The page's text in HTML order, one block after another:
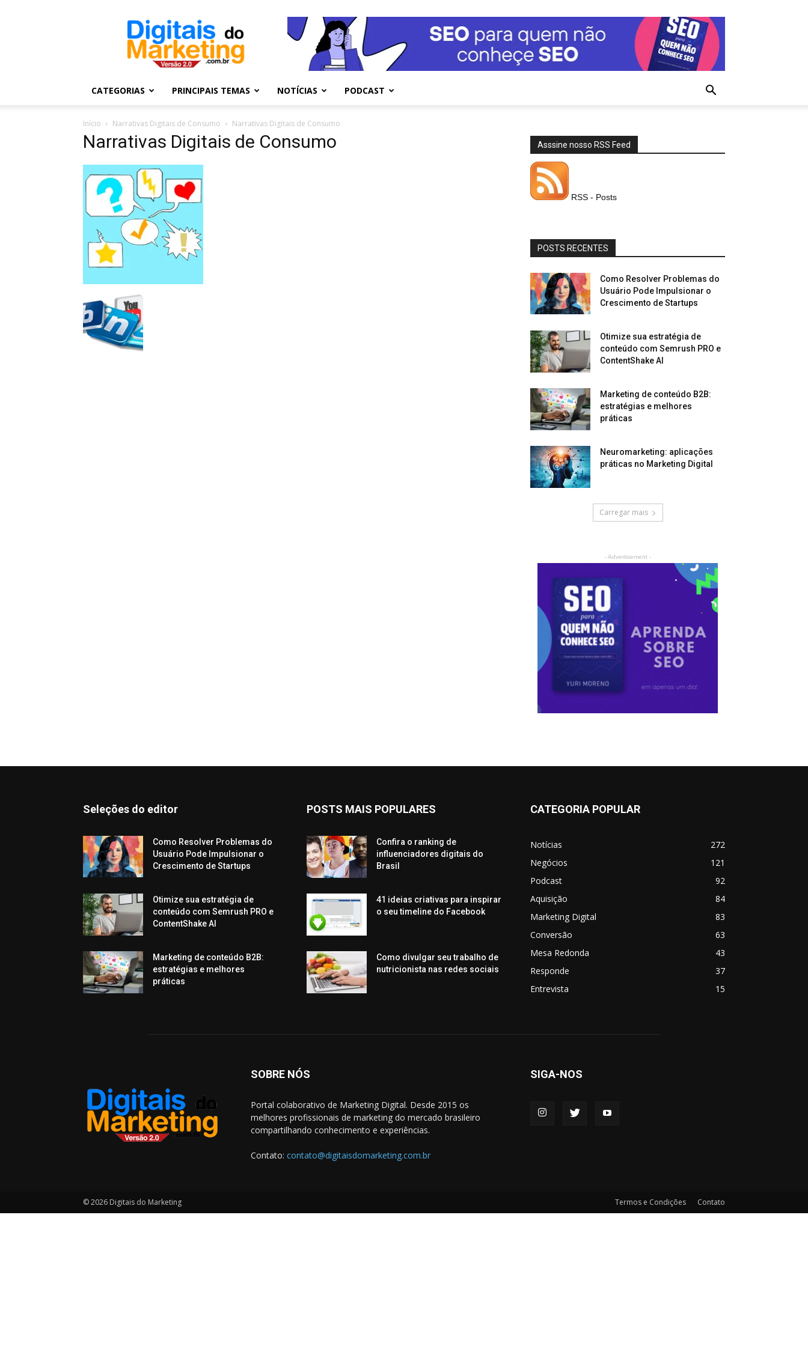
Digitais
Marketing
CATEGORIAS PRINCIPAIS TEMAS NOTÍCIAS PODCAST
Início Narrativas Digitais de Consumo Narrativas Digitais de Consumo
Narrativas Digitais de Consumo Asssine nosso RSS Feed
RSS - Posts
POSTS RECENTES
Como Resolver Problemas do
Usuário Pode Impulsionar o
Crescimento de Startups
Otimize sua estratégia de
conteúdo com Semrush PRO e
ContentShake AI
Marketing de conteúdo B2B:
estratégias e melhores
práticas
Neuromarketing: aplicações
práticas no Marketing Digital
Carregar mais
- Advertisement -
Seleções do editor
Como Resolver Problemas do
Usuário Pode Impulsionar o
Crescimento de Startups
Otimize sua estratégia de
conteúdo com Semrush PRO e
ContentShake AI
Marketing de conteúdo B2B:
estratégias e melhores
práticas
POSTS MAIS POPULARES
Confira o ranking de
influenciadores digitais do
Brasil
41 ideias criativas para inspirar
o seu timeline do Facebook
Como divulgar seu trabalho de
nutricionista nas redes sociais
CATEGORIA POPULAR
Notícias
272
Negócios
121
Podcast
92
Aquisição
84
Marketing Digital
83
Conversão
63
Mesa Redonda
43
Responde
37
Entrevista
15
SOBRE NÓS
Portal colaborativo de Marketing Digital. Desde 2015 os
melhores profissionais de marketing do mercado brasileiro
compartilhando conhecimento e experiências.
Contato: contato@digitaisdomarketing.com.br
SIGA-NOS
Termos e Condições Contato
© 2026 Digitais do Marketing